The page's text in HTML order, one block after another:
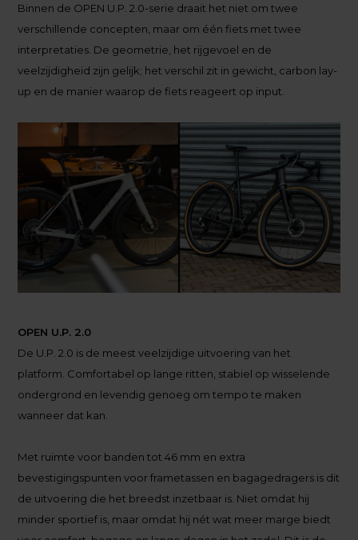
Binnen de OPEN U.P. 2.0-serie draait het niet om twee
verschillende concepten, maar om één fiets met twee
interpretaties. De geometrie, het rijgevoel en de
veelzijdigheid zijn gelijk; het verschil zit in gewicht, carbon lay-
up en de manier waarop de fiets reageert op input.
OPEN U.P. 2.0
De U.P. 2.0 is de meest veelzijdige uitvoering van het
platform. Comfortabel op lange ritten, stabiel op wisselende
ondergrond en levendig genoeg om tempo te maken
wanneer dat kan.
Met ruimte voor banden tot 46 mm en extra
bevestigingspunten voor frametassen en bagagedragers is dit
de uitvoering die het breedst inzetbaar is. Niet omdat hij
minder sportief is, maar omdat hij nét wat meer marge biedt